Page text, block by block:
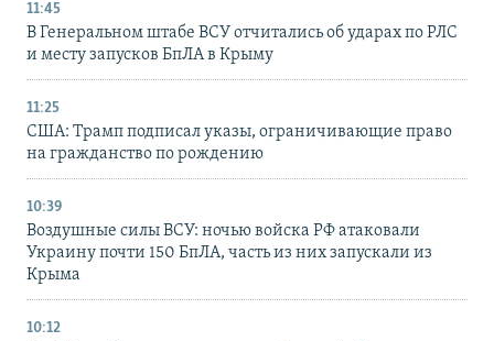
11:45
В Генеральном штабе ВСУ отчитались об ударах по РЛС
и месту запусков БпЛА в Крыму
11:25
США: Трамп подписал указы, ограничивающие право
на гражданство по рождению
10:39
Воздушные силы ВСУ: ночью войска РФ атаковали
Украину почти 150 БпЛА, часть из них запускали из
Крыма
10:12